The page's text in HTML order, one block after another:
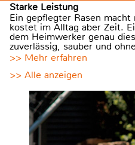
Starke Leistung
Ein gepflegter Rasen macht
kostet im Alltag aber Zeit.
dem Heimwerker genau
zuverlässig, sauber und
>> Mehr erfahren
>> Alle anzeigen